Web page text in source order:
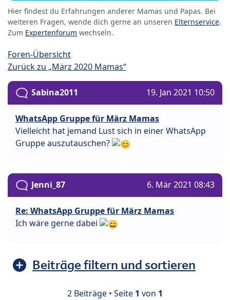
Hier findest du Erfahrungen anderer Mamas und Papas. Bei
weiteren Fragen, wende dich gerne an unseren Elternservice.
Zum Expertenforum wechseln.
Foren-Übersicht
Zurück zu „März 2020 Mamas“
Sabina2011 19. Jan 2021 10:50
WhatsApp Gruppe für März Mamas
Vielleicht hat jemand Lust sich in einer WhatsApp
Gruppe auszutauschen?
Jenni_87 6. Mär 2021 08:43
Re: WhatsApp Gruppe für März Mamas
Ich wäre gerne dabei
Beiträge filtern und sortieren
2 Beiträge • Seite 1 von 1